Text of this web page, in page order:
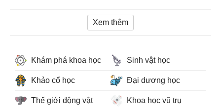
Xem thêm
Khám phá khoa học Sinh vật học
Khảo cổ học Đại dương học
Thế giới động vật Khoa học vũ trụ